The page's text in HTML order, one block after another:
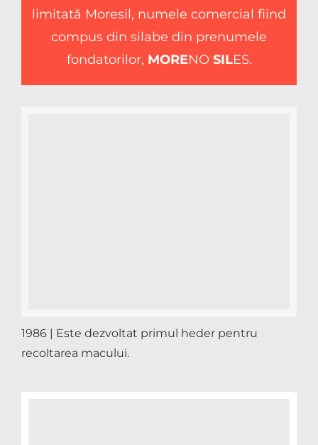
limitată Moresil, numele comercial fiind
compus din silabe din prenumele
fondatorilor, MORENO SILES.
1986 | Este dezvoltat primul heder pentru
recoltarea macului.